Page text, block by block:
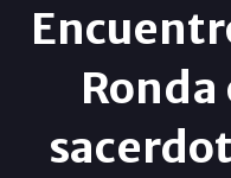
Ronda